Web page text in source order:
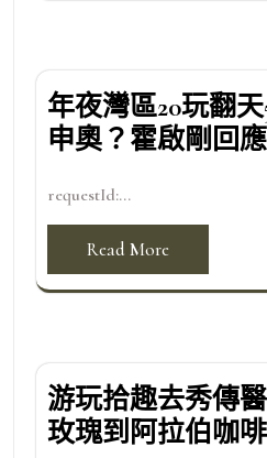
年夜灣區20玩翻天
申奧？霍啟剛回應
requestId:...
Read More
游玩拾趣去秀傳
玫瑰到阿拉伯咖